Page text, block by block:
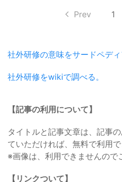
Prev 1
社外研修の意味をサードペディ
社外研修をwikiで調べる。
【記事の利用について】
タイトルと記事文章は、記事
ていただければ、無料で利用で
※画像は、利用できませんので
【リンクついて】